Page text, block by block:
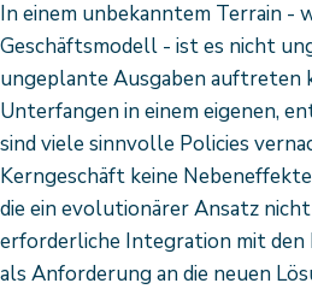
In einem unbekanntem Terrain -
Geschäftsmodell - ist es nicht
ungeplante Ausgaben auftreten
Unterfangen in einem eigenen,
sind viele sinnvolle Policies
Kerngeschäft keine
die ein evolutionärer Ansatz
erforderliche Integration mit den
als Anforderung an die neuen